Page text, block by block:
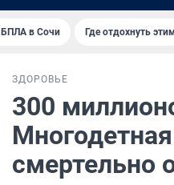
БПЛА в Сочи Где отдохнуть
ЗДОРОВЬЕ
300
смертельно